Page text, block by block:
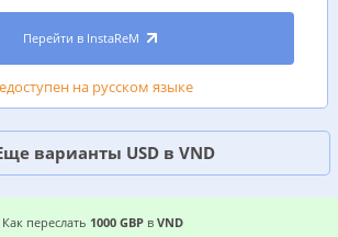
Перейти в InstaReM
на русском языке
варианты USD в VND
ГДЕ ДЕШЕВЛЕ
Как переслать 1000 GBPв VND